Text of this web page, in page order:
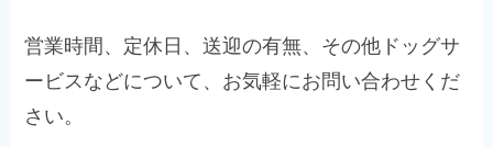
営業時間、定休日、送迎の有無、その他ドッグサ
ービスなどについて、お気軽にお問い合わせくだ
さい。